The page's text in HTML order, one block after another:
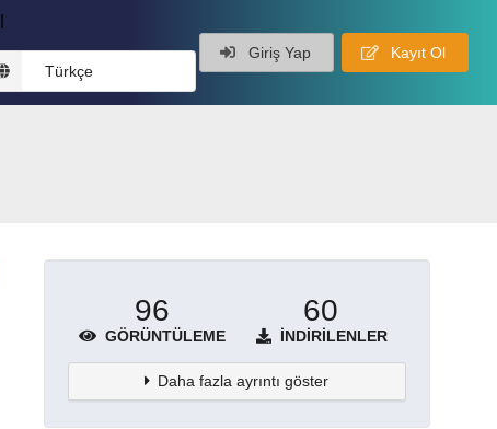
Türkçe
Giriş Yap Kayıt Ol
96
GÖRÜNTÜLEME
60
İNDIRILENLER
Daha fazla ayrıntı göster